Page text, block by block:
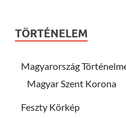
TÖRTÉNELEM
Magyarország
Magyar Szent Korona
Feszty Körkép